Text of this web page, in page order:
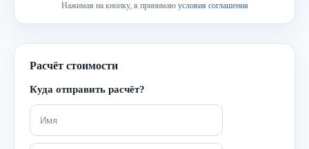
Нажимая на кнопку, я принимаю условия соглашения
Расчёт стоимости
Куда отправить расчёт?